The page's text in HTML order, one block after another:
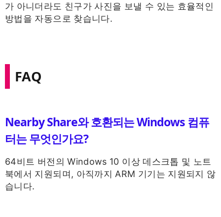
가 아니더라도 친구가 사진을 보낼 수 있는 효율적인
방법을 자동으로 찾습니다.
FAQ
Nearby Share와 호환되는 Windows 컴퓨
터는 무엇인가요?
64비트 버전의 Windows 10 이상 데스크톱 및 노트
북에서 지원되며, 아직까지 ARM 기기는 지원되지 않
습니다.